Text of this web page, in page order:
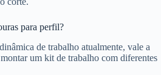
para perfil?
de trabalho atualmente, vale a
um kit de trabalho com diferentes